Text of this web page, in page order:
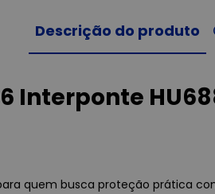
Descrição do produto
Interponte
quem busca proteção prática